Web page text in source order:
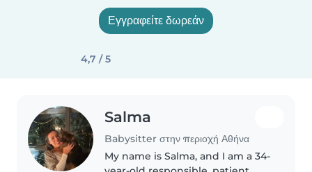
Εγγραφείτε δωρεάν
4,7 / 5
Salma
Babysitter στην περιοχή Αθήνα
My name is Salma, and I am a 34-